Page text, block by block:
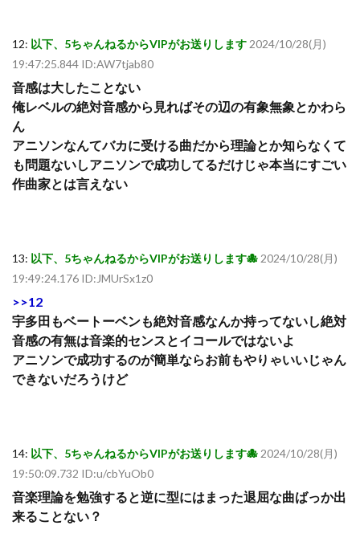
12: 以下、5ちゃんねるからVIPがお送りします2024/10/28(月)
19:47:25.844 ID:AW7tjab80
音感は大したことない
俺レベルの絶対音感から見ればその辺の有象無象とかわら
ん
アニソンなんてバカに受ける曲だから理論とか知らなくて
も問題ないしアニソンで成功してるだけじゃ本当にすごい
作曲家とは言えない
13: 以下、5ちゃんねるからVIPがお送りします🐙2024/10/28(月)
19:49:24.176 ID:JMUrSx1z0
>>12
宇多田もベートーベンも絶対音感なんか持ってないし絶対
音感の有無は音楽的センスとイコールではないよ
アニソンで成功するのが簡単ならお前もやりゃいいじゃん
できないだろうけど
14: 以下、5ちゃんねるからVIPがお送りします🐙2024/10/28(月)
19:50:09.732 ID:u/cbYuOb0
音楽理論を勉強すると逆に型にはまった退屈な曲ばっか出
来ることない？